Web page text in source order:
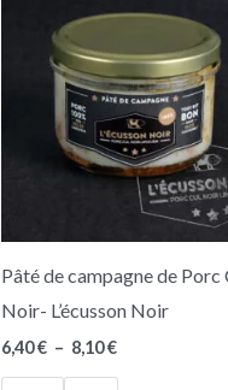
Pâté de campagne de Porc
Noir- L’écusson Noir
6,40€ – 8,10€
8,10 €